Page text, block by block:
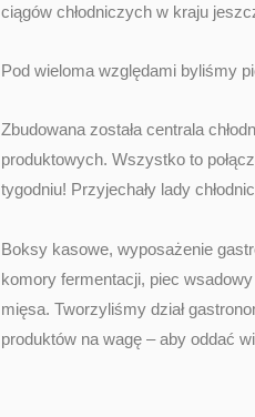
ciągów chłodniczych w kraju
Pod wieloma względami byliśmy
Zbudowana została centrala
produktowych. Wszystko to
tygodniu! Przyjechały lady
Boksy kasowe, wyposażenie
komory fermentacji, piec
mięsa. Tworzyliśmy dział
produktów na wagę – aby oddać